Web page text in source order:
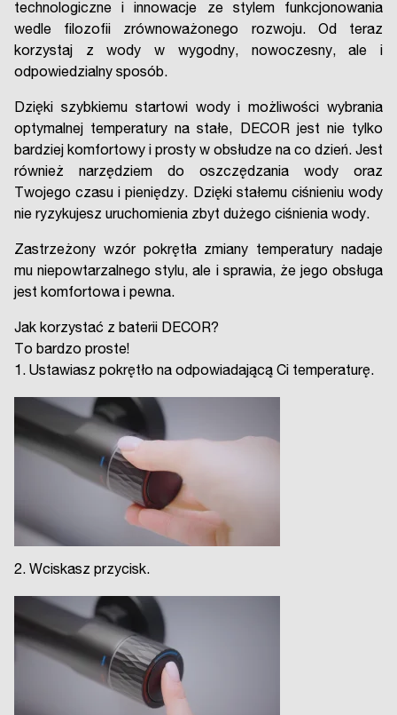
technologiczne i innowacje ze stylem funkcjonowania
wedle filozofii zrównoważonego rozwoju. Od teraz
korzystaj z wody w wygodny, nowoczesny, ale i
odpowiedzialny sposób.
Dzięki szybkiemu startowi wody i możliwości wybrania
optymalnej temperatury na stałe, DECOR jest nie tylko
bardziej komfortowy i prosty w obsłudze na co dzień. Jest
również narzędziem do oszczędzania wody oraz
Twojego czasu i pieniędzy. Dzięki stałemu ciśnieniu wody
nie ryzykujesz uruchomienia zbyt dużego ciśnienia wody.
Zastrzeżony wzór pokrętła zmiany temperatury nadaje
mu niepowtarzalnego stylu, ale i sprawia, że jego obsługa
jest komfortowa i pewna.
Jak korzystać z baterii DECOR?
To bardzo proste!
1. Ustawiasz pokrętło na odpowiadającą Ci temperaturę.
2. Wciskasz przycisk.